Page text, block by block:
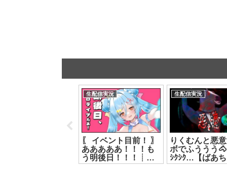
生配信実況
〖 イベント目前！ 〗
あああああ！！！も
う明後日！！！┊ど
っとライブ #ヤマト
生配信実況
りくむんと悪
ボでふううう
ｼｸｼｸ…【ばあ
リクム】